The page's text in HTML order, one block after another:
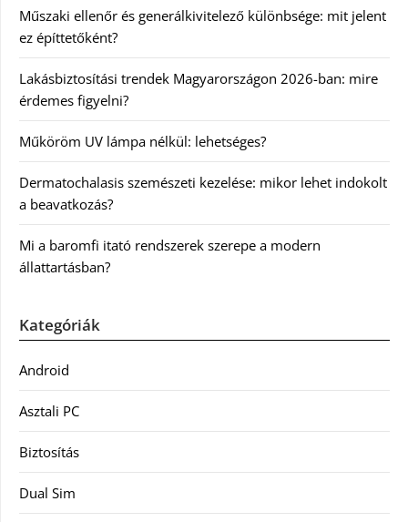
Műszaki ellenőr és generálkivitelező különbsége: mit jelent
ez építtetőként?
Lakásbiztosítási trendek Magyarországon 2026-ban: mire
érdemes figyelni?
Műköröm UV lámpa nélkül: lehetséges?
Dermatochalasis szemészeti kezelése: mikor lehet indokolt
a beavatkozás?
Mi a baromfi itató rendszerek szerepe a modern
állattartásban?
Kategóriák
Android
Asztali PC
Biztosítás
Dual Sim